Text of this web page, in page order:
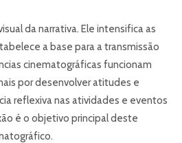
da narrativa. Ele intensifica as
a base para a transmissão
cinematográficas funcionam
por desenvolver atitudes e
reflexiva nas atividades e eventos
é o objetivo principal deste